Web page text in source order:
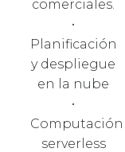
comerciales.
•
Planificación
y despliegue
en la nube
•
Computación
serverless